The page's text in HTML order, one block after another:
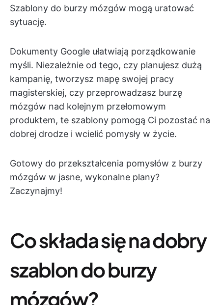
Szablony do burzy mózgów mogą uratować
sytuację.
Dokumenty Google ułatwiają porządkowanie
myśli. Niezależnie od tego, czy planujesz dużą
kampanię, tworzysz mapę swojej pracy
magisterskiej, czy przeprowadzasz burzę
mózgów nad kolejnym przełomowym
produktem, te szablony pomogą Ci pozostać na
dobrej drodze i wcielić pomysły w życie.
Gotowy do przekształcenia pomysłów z burzy
mózgów w jasne, wykonalne plany?
Zaczynajmy!
Co składa się na dobry
szablon do burzy
mózgów?